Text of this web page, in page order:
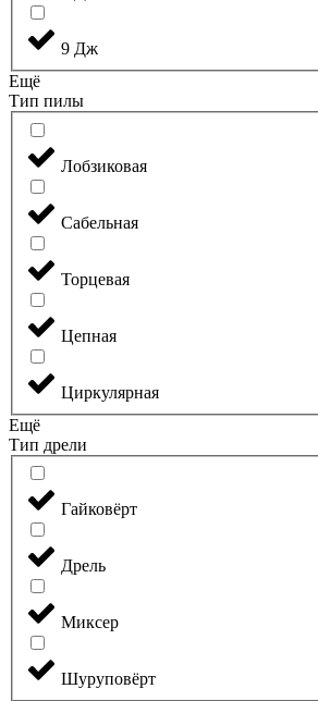
9 Дж
Ещё
Тип пилы
Лобзиковая
Сабельная
Торцевая
Цепная
Циркулярная
Ещё
Тип дрели
Гайковёрт
Дрель
Миксер
Шуруповёрт